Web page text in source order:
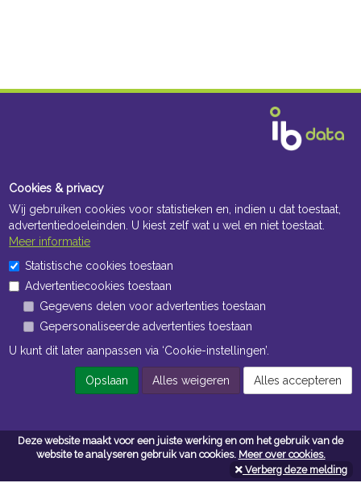
Deze website maakt voor een juiste werking en om het gebruik van de
website te analyseren gebruik van cookies. Meer over cookies.
Verberg deze melding
Openingstijden Kantoor
ma t/m vr 8:30 uur tot 17:00 uur
Openingstijden Magazijn
ma t/m vr 7:00 uur tot 16:30 uur
Algemene voorwaarden
Cookies & privacy
Wij gebruiken cookies voor statistieken en, indien u dat toestaat,
advertentiedoeleinden. U kiest zelf wat u wel en niet toestaat.
Meer informatie
Statistische cookies toestaan
Advertentiecookies toestaan
Gegevens delen voor advertenties toestaan
Gepersonaliseerde advertenties toestaan
U kunt dit later aanpassen via ‘Cookie-instellingen’.
Opslaan Alles weigeren Alles accepteren